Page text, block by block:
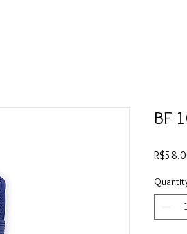
BF